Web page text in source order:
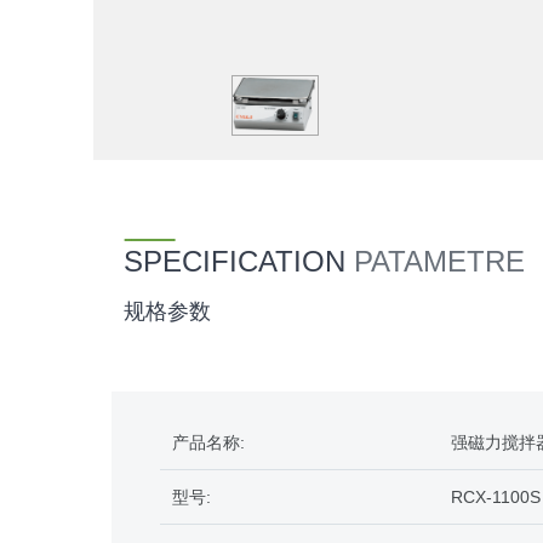
SPECIFICATION PATAMETRE
规格参数
产品名称: 强磁力搅拌
型号: RCX-1100S